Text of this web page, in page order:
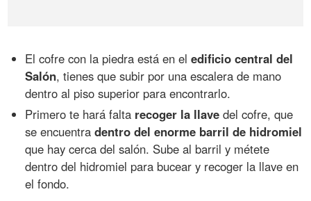
El cofre con la piedra está en eledificio central del
Salón, tienes que subir por una escalera de mano
dentro al piso superior para encontrarlo.
Primero te hará falta recoger la llave del cofre, que
se encuentradentro del enorme barril de hidromiel
que hay cerca del salón. Sube al barril y métete
dentro del hidromiel para bucear y recoger la llave en
el fondo.